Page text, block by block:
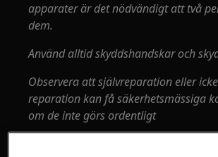
apparater är det nödvändigt att två
dem.
Använd alltid skyddshandskar och
Observera att självreparation eller
reparation kan få säkerhetsmässiga
om de inte görs ordentligt